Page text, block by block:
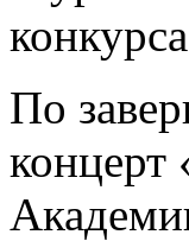
По
концерт